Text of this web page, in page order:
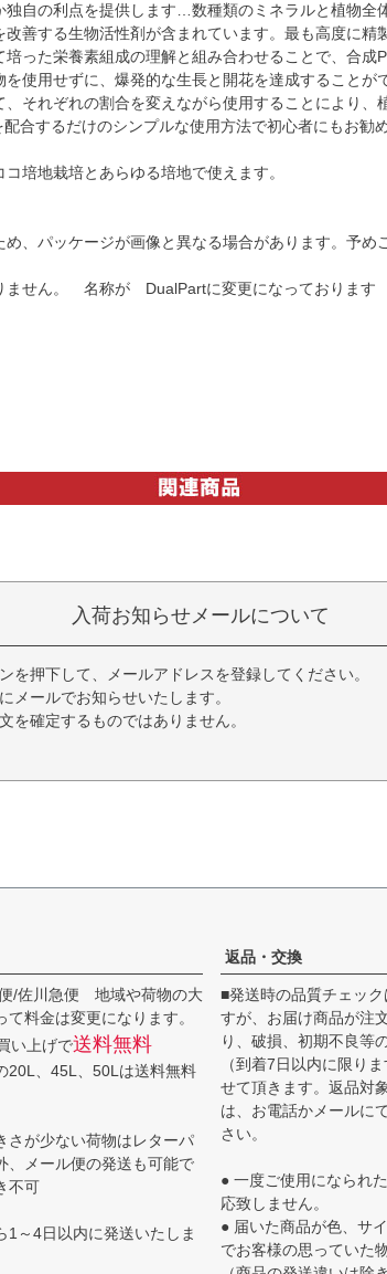
独自の利点を提供します…数種類のミネラルと植物全
善する生物活性剤が含まれています。最も高度に精
培った栄養素組成の理解と組み合わせることで、合成
使用せずに、爆発的な生長と開花を達成することが
それぞれの割合を変えながら使用することにより、
合するだけのシンプルな使用方法で初心者にもお勧め
培地栽培とあらゆる培地で使えます。
、パッケージが画像と異なる場合があります。予め
ません。 名称が DualPartに変更になっております
入荷お知らせメールについて
を押下して、メールアドレスを登録してください。
メールでお知らせいたします。
を確定するものではありません。
/佐川急便 地域や荷物の大
て料金は変更になります。
い上げで送料無料
20L、45L、50Lは送料無料
さが少ない荷物はレターパ
、メール便の発送も可能で
不可
1～4日以内に発送いたしま
返品・交換
■発送時の品質チェッ
すが、お届け商品が注
り、破損、初期不良等
（到着7日以内に限り
せて頂きます。返品対
は、お電話かメールに
さい。
● 一度ご使用になられ
応致しません。
● 届いた商品が色、サ
でお客様の思っていた